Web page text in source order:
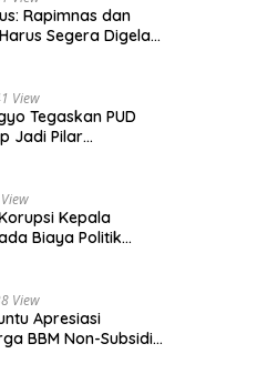
Rapimnas dan
Segera Digelar
View
Tegaskan PUD
Jadi Pilar
Kepala
Biaya Politik
View
Apresiasi
BBM Non-Subsidi,